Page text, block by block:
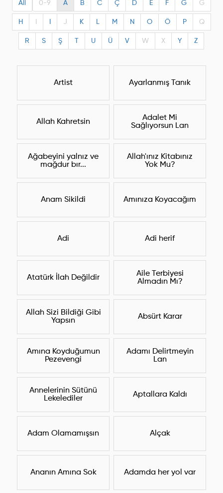
All 0-9 A B C Ç D E F G Ğ
H J K L M N O Ö P Q
R S Ş U Ü V W X Y Z
Artist Ayarlanmış Tanık
Allah Kahretsin
Adalet Mi
Sağlıyorsun Lan
Ağabeyini yalnız ve
mağdur bır...
Allah'ınız Kitabınız
Yok Mu?
Anam Sikildi Amınıza Koyacağım
Adi Adi herif
Atatürk İlah Değildir
Aile Terbiyesi
Almadın Mı?
Allah Sizi Bildiği Gibi
Yapsın
Absürt Karar
Amına Koyduğumun
Pezevengi
Adamı Delirtmeyin
Lan
Annelerinin Sütünü
Lekelediler
Aptallara Kaldı
Adam Olamamışsın Alçak
Ananın Amına Sok Adamda her yol var